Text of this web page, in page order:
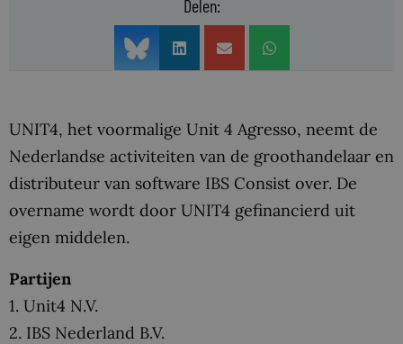
Delen:
UNIT4, het voormalige Unit 4 Agresso, neemt de
Nederlandse activiteiten van de groothandelaar en
distributeur van software IBS Consist over. De
overname wordt door UNIT4 gefinancierd uit
eigen middelen.
Partijen
1. Unit4 N.V.
2. IBS Nederland B.V.